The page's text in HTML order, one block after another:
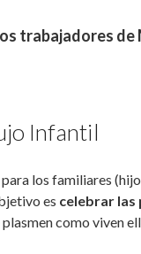
trabajadores
para los familiares
es celebrar las
como viven